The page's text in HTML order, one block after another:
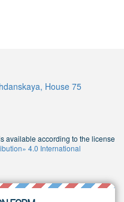
House 75
available according to the license
4.0 International